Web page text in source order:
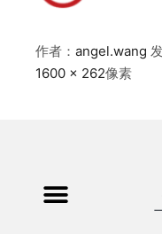
作者： angel.wang
1600 × 262像素